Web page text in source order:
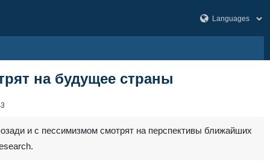
на будущее страны
и с пессимизмом смотрят на перспективы ближайших